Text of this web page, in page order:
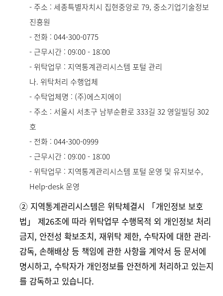
- 주소 : 세종특별자치시 집현중앙로 79, 중소기업기술정보
진흥원
- 전화 : 044-300-0775
- 근무시간 : 09:00 - 18:00
- 위탁업무 : 지역통계관리시스템 포털 관리
나. 위탁처리 수행업체
- 수탁업체명 : (주)에스지에이
- 주소 : 서울시 서초구 남부순환로 333길 32 영일빌딩 302
호
- 전화 : 044-300-0999
- 근무시간 : 09:00 - 18:00
- 위탁업무 : 지역통계관리시스템 포털 운영 및 유지보수,
Help-desk 운영
➁ 지역통계관리시스템은 위탁체결시 「개인정보 보호
법」 제26조에 따라 위탁업무 수행목적 외 개인정보 처리
금지, 안전성 확보조치, 재위탁 제한, 수탁자에 대한 관리·
감독, 손해배상 등 책임에 관한 사항을 계약서 등 문서에
명시하고, 수탁자가 개인정보를 안전하게 처리하고 있는지
를 감독하고 있습니다.